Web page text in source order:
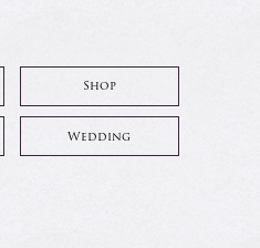
Shop
Wedding